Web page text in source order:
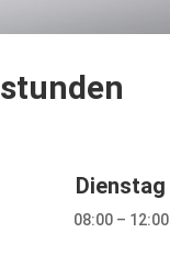
Dienstag
08:00 – 12:00